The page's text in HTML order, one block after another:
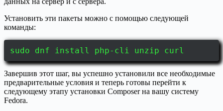
Установить эти пакеты можно с помощью следующей
команды:
sudo dnf install php-cli unzip curl
Завершив этот шаг, вы успешно установили все необходимые
предварительные условия и теперь готовы перейти к
следующему этапу установки Composer на вашу систему
Fedora.